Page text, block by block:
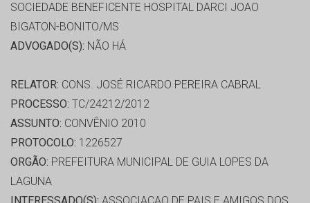
SOCIEDADE BENEFICENTE HOSPITAL DARCI JOAO
BIGATON-BONITO/MS
ADVOGADO(S): NÃO HÁ
RELATOR: CONS. JOSÉ RICARDO PEREIRA CABRAL
PROCESSO: TC/24212/2012
ASSUNTO: CONVÊNIO 2010
PROTOCOLO: 1226527
ORGÃO: PREFEITURA MUNICIPAL DE GUIA LOPES DA
LAGUNA